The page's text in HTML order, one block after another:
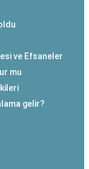
ve Efsaneler
mu
gelir?